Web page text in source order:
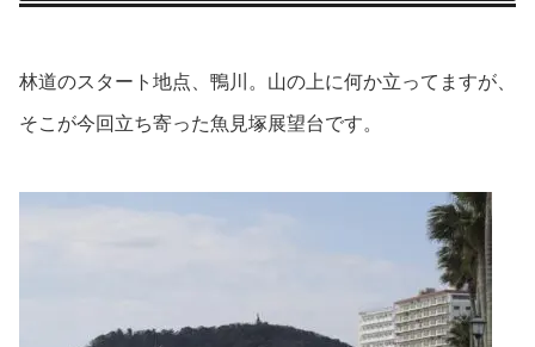
林道のスタート地点、鴨川。山の上に何か立ってますが、
そこが今回立ち寄った魚見塚展望台です。